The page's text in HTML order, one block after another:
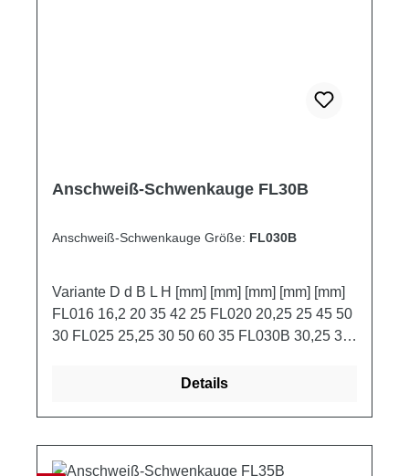
Anschweiß-Schwenkauge FL30B
Anschweiß-Schwenkauge Größe: FL030B
Variante D d B L H [mm] [mm] [mm] [mm] [mm]
FL016 16,2 20 35 42 25 FL020 20,25 25 45 50
30 FL025 25,25 30 50 60 35 FL030B 30,25 35
Details